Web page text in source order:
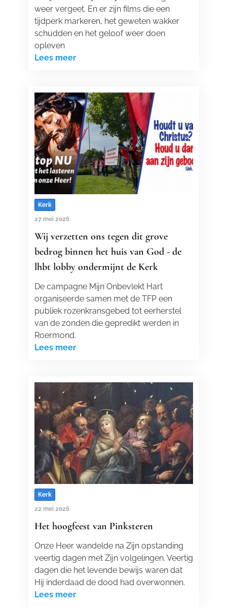
weer vergeet. En er zijn films die een
tijdperk markeren, het geweten wakker
schudden en het geloof weer doen
opleven
Lees meer
Kerk
27 mei 2026
Wij verzetten ons tegen dit grove
bedrog binnen het huis van God - de
lhbt lobby ondermijnt de Kerk
De campagne Mijn Onbevlekt Hart
organiseerde samen met de TFP een
publiek rozenkransgebed tot eerherstel
van de zonden die gepredikt werden in
Roermond.
Lees meer
Kerk
22 mei 2026
Het hoogfeest van Pinksteren
Onze Heer wandelde na Zijn opstanding
veertig dagen met Zijn volgelingen. Veertig
dagen die het levende bewijs waren dat
Hij inderdaad de dood had overwonnen.
Lees meer